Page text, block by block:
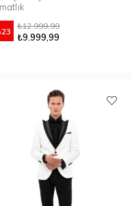
₺9.999,99
₺12.999,99